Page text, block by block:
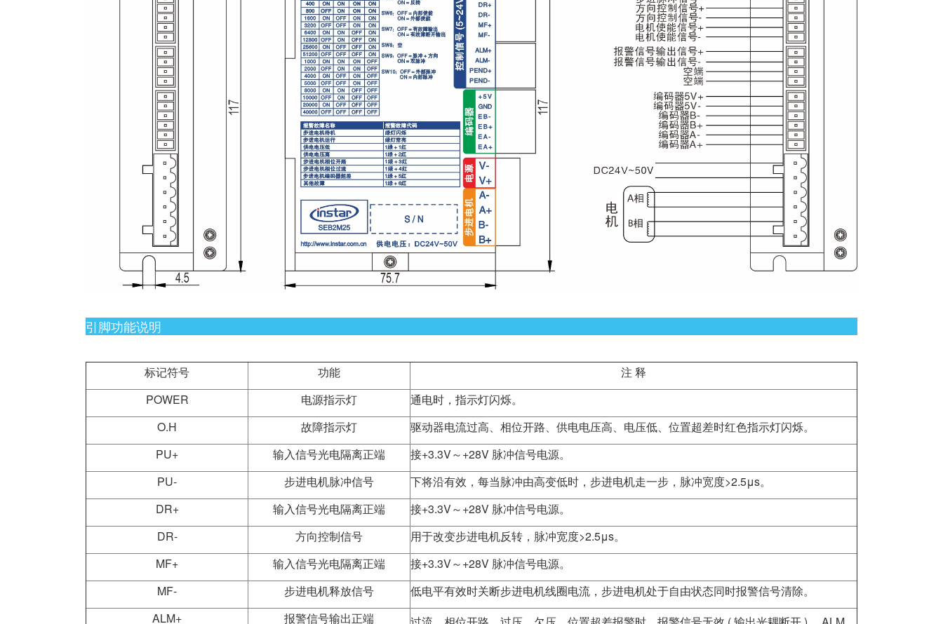
引脚功能说明
标记符号 功能
注 释
POWER
电源指示灯
通电时，指示灯闪烁。
O.H
故障指示灯
驱动器电流过高、相位开路、供电电压高、电压低、位置超差时红色指示灯闪烁。
PU+
输入信号光电隔离正端
接+3.3V～+28V 脉冲信号电源。
PU-
步进电机脉冲信号
下将沿有效，每当脉冲由高变低时，步进电机走一步，脉冲宽度>2.5μs。
DR+
输入信号光电隔离正端
接+3.3V～+28V 脉冲信号电源。
DR-
方向控制信号
用于改变步进电机反转，脉冲宽度>2.5μs。
MF+
输入信号光电隔离正端
接+3.3V～+28V 脉冲信号电源。
MF-
步进电机释放信号
低电平有效时关断步进电机线圈电流，步进电机处于自由状态同时报警信号清除。
ALM+
报警信号输出正端